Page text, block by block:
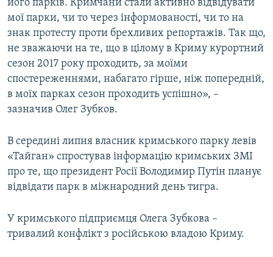
його парків. Кримчани стали активно відвідувати
мої парки, чи то через інформованості, чи то на
знак протесту проти брехливих репортажів. Так що,
не зважаючи на те, що в цілому в Криму курортний
сезон 2017 року проходить, за моїми
спостереженнями, набагато гірше, ніж попередній,
в моїх парках сезон проходить успішно», –
зазначив Олег Зубков.
В середині липня власник кримського парку левів
«Тайган» спростував інформацію кримських ЗМІ
про те, що президент Росії Володимир Путін планує
відвідати парк в міжнародний день тигра.
У кримського підприємця Олега Зубкова –
тривалий конфлікт з російською владою Криму.